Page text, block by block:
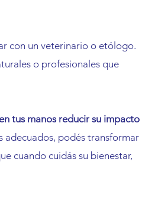
con un veterinario o etólogo.
o profesionales que
tus manos reducir su impacto
adecuados, podés transformar
cuando cuidás su bienestar,